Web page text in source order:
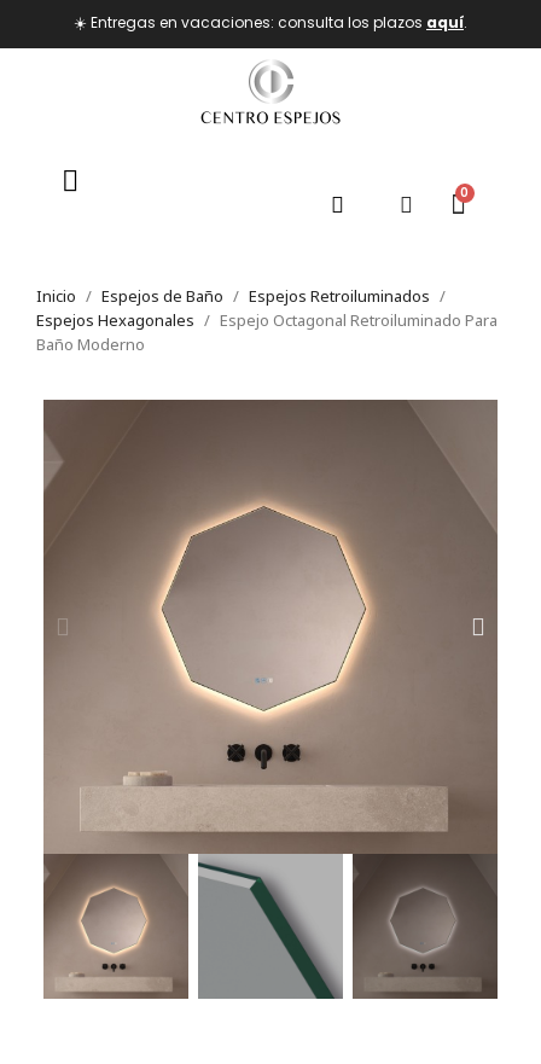
☀️ Entregas en vacaciones: consulta los plazos aquí.
Inicio Espejos de Baño
Espejos Retroiluminados
Espejos Hexagonales
Espejo Octagonal Retroiluminado Para
Baño Moderno